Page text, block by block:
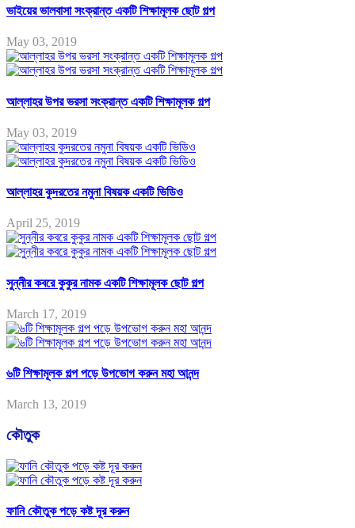
ভাইয়ের ভালবাসা সংক্রান্ত একটি শিক্ষামূলক ছোট গল্প
May 03, 2019
আল্লাহর উপর ভরসা সংক্রান্ত একটি শিক্ষামূলক গল্প
May 03, 2019
আল্লাহর কুদরতের নমুনা বিষয়ক একটি ভিডিও
April 25, 2019
সুন্নীর কবরে কুকুর নামক একটি শিক্ষামূলক ছোট গল্প
March 17, 2019
৬টি শিক্ষামূলক গল্প পড়ে উপভোগ করুন মহা আনন্দ
March 13, 2019
কৌতুক
ফানি কৌতুক পড়ে কষ্ট দূর করুন